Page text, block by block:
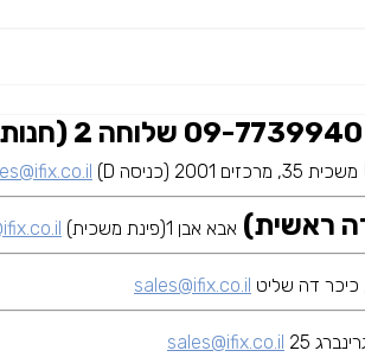
09-7739940 שלוחה
משכית 35, מרכזים 2001 (כניסה D)
אבא אבן 1(פינת משכית)
sales@ifix.co.il
25
sales@ifix.co.il